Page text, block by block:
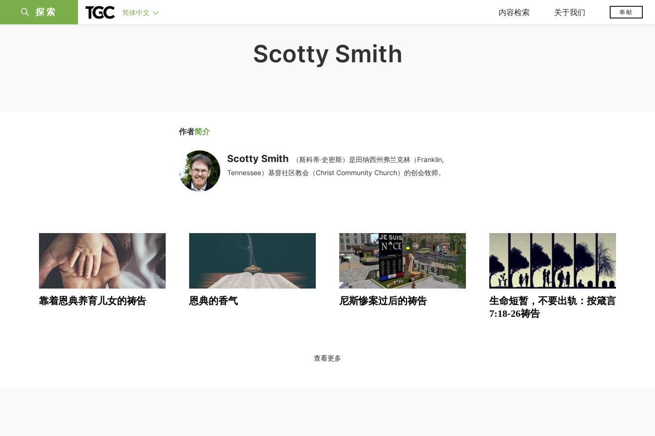
探索 简体中文 内容检索 关于我们 奉献
Scotty Smith
作者简介
Scotty Smith
（斯科蒂·史密斯）是田纳西州弗兰克林（Franklin,
Tennessee）基督社区教会（Christ Community Church）的创会牧师。
靠着恩典养育儿女的祷告 恩典的香气 尼斯惨案过后的祷告
生命短暂，不要出轨：按箴言
7:18-26祷告
查看更多